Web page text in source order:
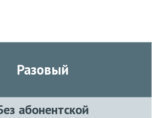
Разовый
абонентской